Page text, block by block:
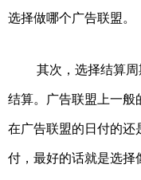
选择做哪个广告联盟。
其次，选择结算
结算。广告联盟上一般
在广告联盟的日付的还
付，最好的话就是选择